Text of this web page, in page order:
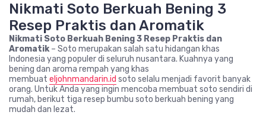
Nikmati Soto Berkuah Bening 3
Resep Praktis dan Aromatik
Nikmati Soto Berkuah Bening 3 Resep Praktis dan
Aromatik– Soto merupakan salah satu hidangan khas
Indonesia yang populer di seluruh nusantara. Kuahnya yang
bening dan aroma rempah yang khas
membuat eljohnmandarin.id soto selalu menjadi favorit banyak
orang. Untuk Anda yang ingin mencoba membuat soto sendiri di
rumah, berikut tiga resep bumbu soto berkuah bening yang
mudah dan lezat.